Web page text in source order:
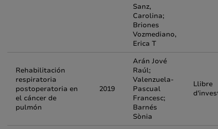
Sanz,
Carolina;
Briones
Vozmediano,
Erica T
Rehabilitación
respiratoria
postoperatoria en
el cáncer de
pulmón
2019
Arán Jové
Raúl;
Valenzuela-
Pascual
Francesc;
Barnés
Sònia
Llibre